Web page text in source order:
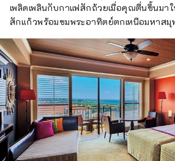
เพลิดเพลินกับกาแฟสักถ้วยเมื่อคุณตื่นขึ้นมา
สักแก้วพร้อมชมพระอาทิตย์ตกเหนือมหาสมุ